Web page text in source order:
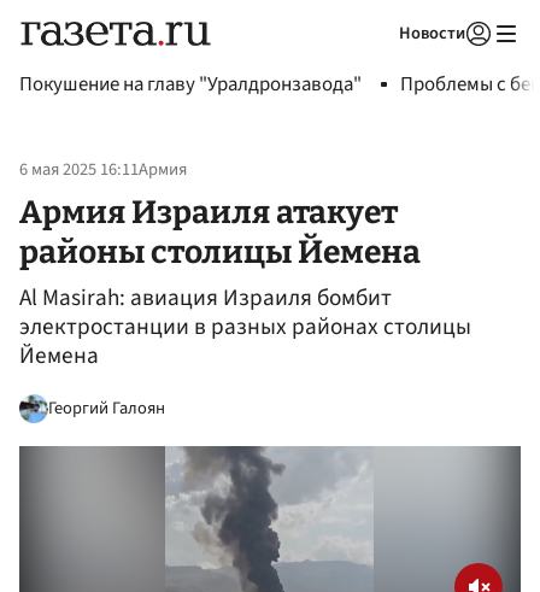
Новости
Покушение на главу "Уралдронзавода" Проблемы с
6 мая 2025 16:11Армия
Армия Израиля атакует
районы столицы Йемена
Al Masirah: авиация Израиля бомбит
электростанции в разных районах столицы
Йемена
Георгий Галоян